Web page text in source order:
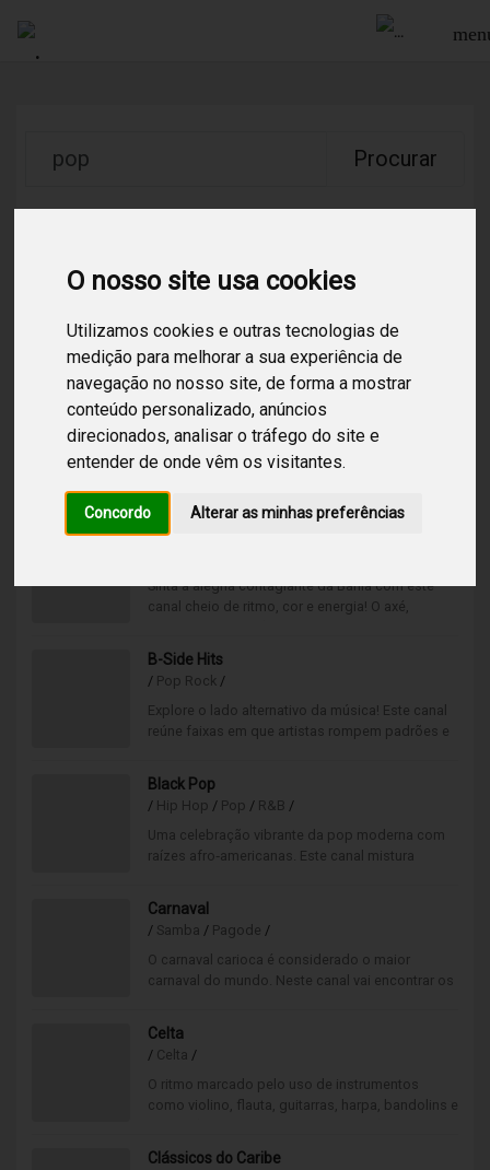
O nosso site usa cookies
Utilizamos cookies e outras tecnologias de
medição para melhorar a sua experiência de
navegação no nosso site, de forma a mostrar
conteúdo personalizado, anúncios
direcionados, analisar o tráfego do site e
entender de onde vêm os visitantes.
Concordo Alterar as minhas preferências
Procurar
Alentejanadas
Um canal onde a modernidade se encontra com
a alma tradicional do Alentejo. Inspirado de
forma marcante no cante alentejano,
celebra a inovação sem perder de vista as raízes,
unindo o legado musical do passado à
criatividade mais jovem do presente.
Alentejo
/Tradicional Portuguesa/
Canal com a mais típica essência que podemos
bastante animada, num ambiente 100%
português.
Axe
Sinta a alegria contagiante da Bahia com este
canal cheio de ritmo, cor e energia! O axé,
Carnaval de Salvador, transforma qualquer
espaço numa celebração vibrante, repleta de
boa disposição e sabor tropical.
B-Side Hits
/ Pop Rock /
Explore o lado alternativo da música! Este canal
reúne faixas em que artistas rompem padrões e
Uma seleção autêntica, surpreendente e
moderna que dá personalidade e atitude ao seu
ambiente.
Black Pop
/ Hip Hop / Pop / R&B /
Uma celebração vibrante da pop moderna com
raízes afro‑americanas. Este canal mistura
criando uma experiência sonora dinâmica e
cheia de atitude. Ideal para dar energia e
sofisticação ao seu espaço.
Carnaval
/ Samba / Pagode /
O carnaval carioca é considerado o maior
carnaval do mundo. Neste canal vai encontrar os
bandas de rua.
Celta
/ Celta /
O ritmo marcado pelo uso de instrumentos
como violino, flauta, guitarras, harpa, bandolins e
medievais.
Clássicos do Caribe